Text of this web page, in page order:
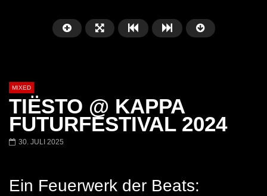
FuturFestival 2024
FESTIVAL
MIXED
TIËSTO @ KAPPA
FUTURFESTIVAL 2024
30. JULI 2025
Ein Feuerwerk der Beats: